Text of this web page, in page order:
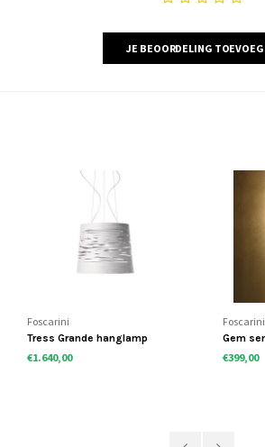
JE BEOORDELING
Foscarini
Tress Grande hanglamp
€1.640,00
Foscarini
Gem
€399,00